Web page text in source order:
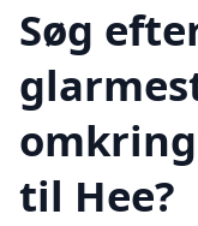
Søg
til Hee?